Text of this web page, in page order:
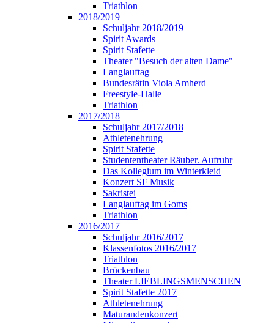
Triathlon
2018/2019
Schuljahr 2018/2019
Spirit Awards
Spirit Stafette
Theater "Besuch der alten Dame"
Langlauftag
Bundesrätin Viola Amherd
Freestyle-Halle
Triathlon
2017/2018
Schuljahr 2017/2018
Athletenehrung
Spirit Stafette
Studententheater Räuber. Aufruhr
Das Kollegium im Winterkleid
Konzert SF Musik
Sakristei
Langlauftag im Goms
Triathlon
2016/2017
Schuljahr 2016/2017
Klassenfotos 2016/2017
Triathlon
Brückenbau
Theater LIEBLINGSMENSCHEN
Spirit Stafette 2017
Athletenehrung
Maturandenkonzert